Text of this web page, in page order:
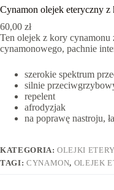
Cynamon olejek eteryczny z
60,00 zł
Ten olejek z kory cynamonu
cynamonowego, pachnie
szerokie spektrum
silnie
repelent
afrodyzjak
na poprawę nastroju,
KATEGORIA:OLEJKI
TAGI: CYNAMON, OLEJEK